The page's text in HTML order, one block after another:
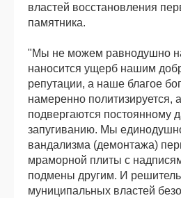
властей восстановления
памятника.
"Мы не можем равнодушно
наносится ущерб нашим
репутации, а наше благое
намеренно политизируется,
подвергаются постоянному
запугиванию. Мы
вандализма (демонтажа)
мраморной плиты с
подмены другим. И
муниципальных властей